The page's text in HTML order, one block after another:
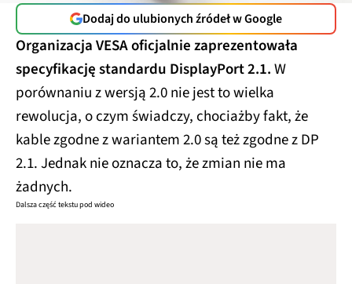
Dodaj do ulubionych źródeł w Google
Organizacja VESA oficjalnie zaprezentowała
specyfikację standardu DisplayPort 2.1.W
porównaniu z wersją 2.0 nie jest to wielka
rewolucja, o czym świadczy, chociażby fakt, że
kable zgodne z wariantem 2.0 są też zgodne z DP
2.1. Jednak nie oznacza to, że zmian nie ma
żadnych.
Dalsza część tekstu pod wideo